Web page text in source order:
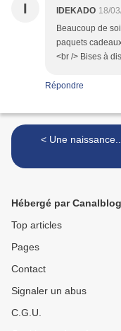
I IDEKADO 18/
Beaucoup de
paquets
<br /> Bises à
Répondre
< Une naissance...
Hébergé par Canalblog
Top articles
Pages
Contact
Signaler un abus
C.G.U.